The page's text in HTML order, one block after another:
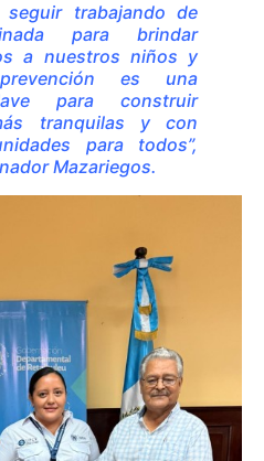
seguir trabajando de
para brindar
a nuestros niños y
es una
para construir
tranquilas y con
para todos”,
Mazariegos.